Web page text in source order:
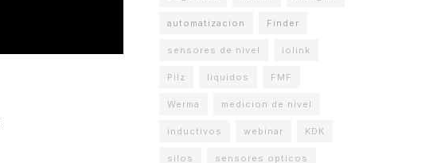
automatizacion Finder
sensores de nivel iolink
Pilz liquidos FMF
Werma medicion de nivel
inductivos webinar KDK
silos sensores opticos